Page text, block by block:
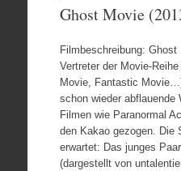
Ghost Movie
Filmbeschreibung:
Vertreter der Movie-
Movie, Fantastic
schon wieder abflauende
Filmen wie Paranormal
den Kakao gezogen. Die
erwartet: Das junges
(dargestellt von